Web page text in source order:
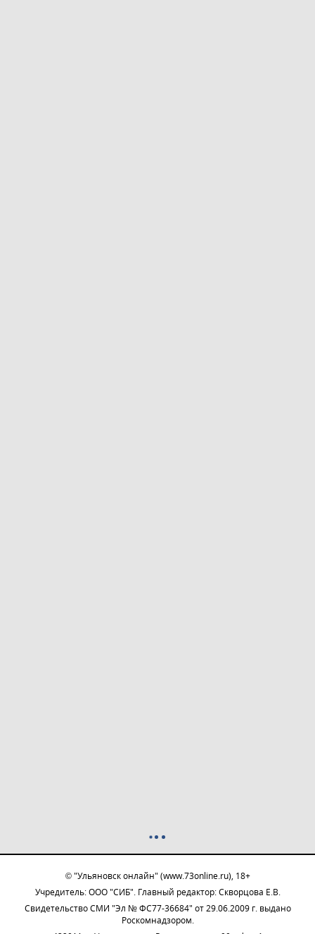
© "Ульяновск онлайн" (www.73online.ru), 18+
Учредитель: ООО "СИБ". Главный редактор: Скворцова Е.В.
Свидетельство СМИ "Эл № ФС77-36684" от 29.06.2009 г. выдано
Роскомнадзором.